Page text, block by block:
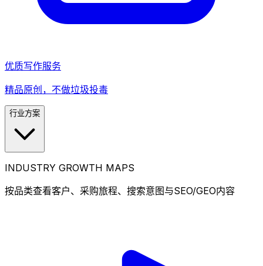
优质写作服务
精品原创，不做垃圾投毒
行业方案
INDUSTRY GROWTH MAPS
按品类查看客户、采购旅程、搜索意图与SEO/GEO内容